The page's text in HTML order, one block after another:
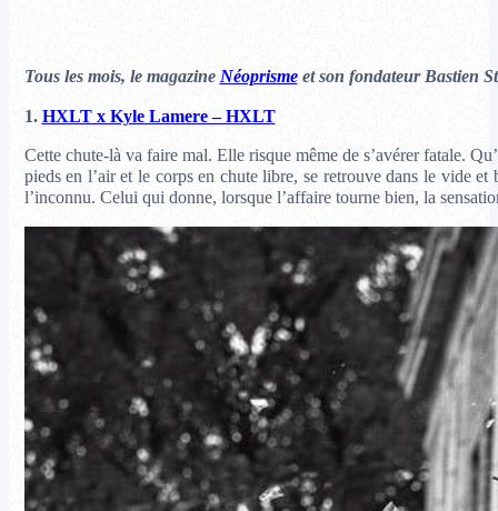
Tous les mois, le magazine Néoprismeet son fondateur Bastien
1. HXLT x Kyle Lamere – HXLT
Cette chute-là va faire mal. Elle risque même de s’avérer fatale.
pieds en l’air et le corps en chute libre, se retrouve dans le vide
l’inconnu. Celui qui donne, lorsque l’affaire tourne bien, la